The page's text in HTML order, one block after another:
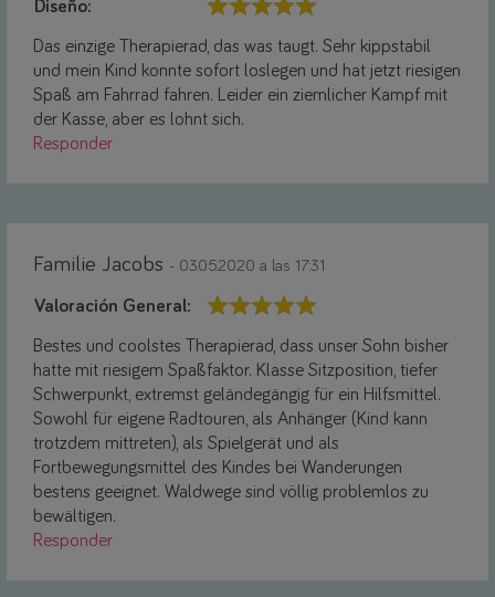
Diseño:
Das einzige Therapierad, das was taugt. Sehr kippstabil
und mein Kind konnte sofort loslegen und hat jetzt riesigen
Spaß am Fahrrad fahren. Leider ein ziemlicher Kampf mit
der Kasse, aber es lohnt sich.
Responder
Familie Jacobs - 03.05.2020 a las 17:31
Valoración General:
Bestes und coolstes Therapierad, dass unser Sohn bisher
hatte mit riesigem Spaßfaktor. Klasse Sitzposition, tiefer
Schwerpunkt, extremst geländegängig für ein Hilfsmittel.
Sowohl für eigene Radtouren, als Anhänger (Kind kann
trotzdem mittreten), als Spielgerät und als
Fortbewegungsmittel des Kindes bei Wanderungen
bestens geeignet. Waldwege sind völlig problemlos zu
bewältigen.
Responder